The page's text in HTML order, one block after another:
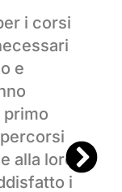
i corsi
e
primo
alla loro
i